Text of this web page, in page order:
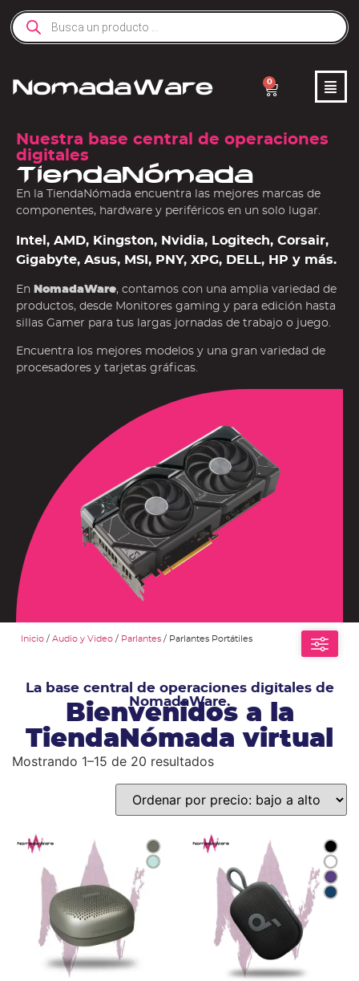
0
Nuestra base central de operaciones
digitales
TiendaNómada
En la TiendaNómada encuentra las mejores marcas de
componentes, hardware y periféricos en un solo lugar.
Intel, AMD, Kingston, Nvidia, Logitech, Corsair,
Gigabyte, Asus, MSI, PNY, XPG, DELL, HP y más.
En NomadaWare, contamos con una amplia variedad de
productos, desde Monitores gaming y para edición hasta
sillas Gamer para tus largas jornadas de trabajo o juego.
Encuentra los mejores modelos y una gran variedad de
procesadores y tarjetas gráficas.
Inicio /Audio y Video / Parlantes / Parlantes Portátiles
La base central de operaciones digitales de
NomadaWare.
Bienvenidos a la
TiendaNómada virtual
Mostrando 1–15 de 20 resultados